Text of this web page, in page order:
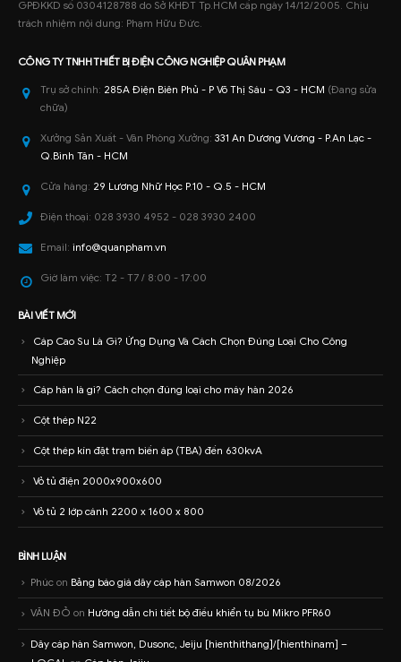
GPĐKKD số 0304128788 do Sở KHĐT Tp.HCM cấp ngày 14/12/2005. Chịu
trách nhiệm nội dung: Phạm Hữu Đức.
CÔNG TY TNHHTHIẾT BỊ ĐIỆN CÔNG NGHIỆPQUÂN PHẠM
Trụ sở chính: 285A Điện Biên Phủ - P Võ Thị Sáu - Q3 - HCM (Đang sửa
chữa)
Xưởng Sản Xuất - Văn Phòng Xưởng: 331 An Dương Vương - P.An Lạc -
Q.Bình Tân - HCM
Cửa hàng: 29 Lương Nhữ Học P.10 - Q.5 - HCM
Điện thoại: 028 3930 4952 - 028 3930 2400
Email: info@quanpham.vn
Giờ làm việc: T2 - T7 / 8:00 - 17:00
BÀI VIẾT MỚI
Cáp Cao Su Là Gì? Ứng Dụng Và Cách Chọn Đúng Loại Cho Công
Nghiệp
Cáp hàn là gì? Cách chọn đúng loại cho máy hàn 2026
Cột thép N22
Cột thép kín đặt trạm biến áp (TBA) đến 630kvA
Vỏ tủ điện 2000x900x600
Vỏ tủ 2 lớp cánh 2200 x 1600 x 800
BÌNH LUẬN
Phúc on Bảng báo giá dây cáp hàn Samwon 08/2026
VĂN ĐỎ on Hướng dẫn chi tiết bộ điều khiển tụ bù Mikro PFR60
Dây cáp hàn Samwon, Dusonc, Jeiju [hienthithang]/[hienthinam] –